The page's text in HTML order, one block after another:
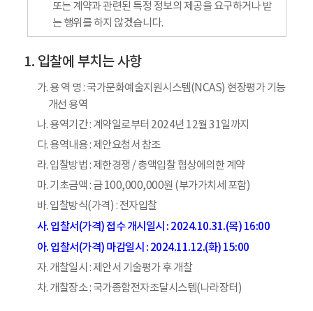
또는 계약과 관련된 특정 정보의 제공을 요구하거나 받
는 행위를 하지 않겠습니다.
입찰에 부치는 사항
가. 용 역 명 : 국가문화예술지원시스템(NCAS) 현장평가 기능
개선 용역
나. 용역기간 : 계약일로부터 2024년 12월 31일까지
다. 용역내용 : 제안요청서 참조
라. 입찰방법 : 제한경쟁 / 총액입찰 협상에의한 계약
마. 기초금액 : 금 100,000,000원 (부가가치세 포함)
바. 입찰방식(가격) : 전자입찰
사. 입찰서(가격) 접수 개시일시 : 2024.10.31.(목) 16:00
아. 입찰서(가격) 마감일시 : 2024.11.12.(화) 15:00
자. 개찰일시 : 제안서 기술평가 후 개찰
차. 개찰장소 : 국가종합전자조달시스템(나라장터)